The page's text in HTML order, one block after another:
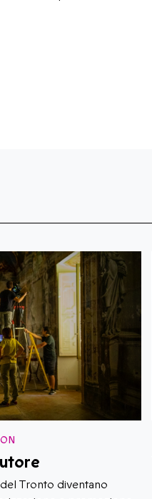
Tronto diventano